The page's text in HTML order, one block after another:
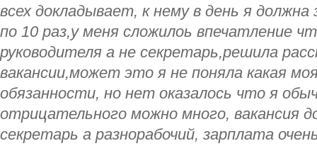
всех докладывает, к нему в день я
по 10 раз,у меня сложилоь впечатление
руководителя а не секретарь,решила
вакансии,может это я не поняла какая
обязанности, но нет оказалось что я
отрицательного можно много, вакансия
секретарь а разнорабочий, зарплата